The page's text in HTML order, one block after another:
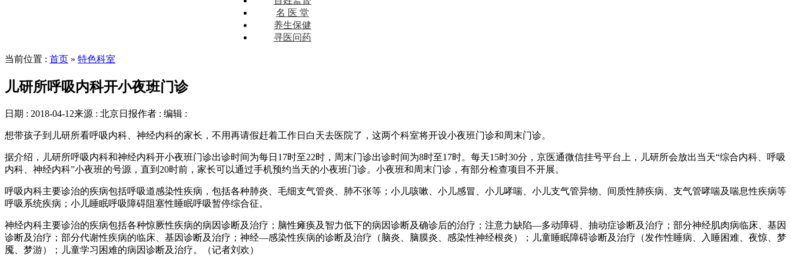
名 医 堂
养生保健
寻医问药
当前位置 : 首页 » 特色科室
儿研所呼吸内科开小夜班门诊
日期 : 2018-04-12来源 : 北京日报作者 : 编辑 :
想带孩子到儿研所看呼吸内科、神经内科的家长，不用再请假赶着工作日白天去医院了，这两个科室将开设小夜班门诊和周末门诊。
据介绍，儿研所呼吸内科和神经内科开小夜班门诊出诊时间为每日17时至22时，周末门诊出诊时间为8时至17时。每天15时30分，京医通微信挂号平台上，儿研所会放出当天“综合内科、呼吸
内科、神经内科”小夜班的号源，直到20时前，家长可以通过手机预约当天的小夜班门诊。小夜班和周末门诊，有部分检查项目不开展。
呼吸内科主要诊治的疾病包括呼吸道感染性疾病，包括各种肺炎、毛细支气管炎、肺不张等；小儿咳嗽、小儿感冒、小儿哮喘、小儿支气管异物、间质性肺疾病、支气管哮喘及喘息性疾病等
呼吸系统疾病；小儿睡眠呼吸障碍阻塞性睡眠呼吸暂停综合征。
神经内科主要诊治的疾病包括各种惊厥性疾病的病因诊断及治疗；脑性瘫痪及智力低下的病因诊断及确诊后的治疗；注意力缺陷—多动障碍、抽动症诊断及治疗；部分神经肌肉病临床、基因
诊断及治疗；部分代谢性疾病的临床、基因诊断及治疗；神经—感染性疾病的诊断及治疗（脑炎、脑膜炎、感染性神经根炎）；儿童睡眠障碍诊断及治疗（发作性睡病、入睡困难、夜惊、梦
魇、梦游）；儿童学习困难的病因诊断及治疗。（记者刘欢）